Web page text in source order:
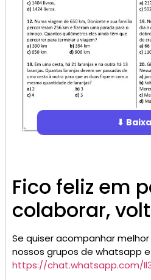
⬇
Fico feliz em
colaborar,
Se quiser acompanhar
nossos grupos de whatsapp
https://chat.whatsapp.com/